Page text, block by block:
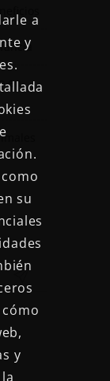
en
a
y
su
y